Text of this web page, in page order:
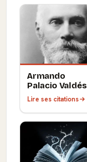
Armando
Palacio Valdés
Lire ses citations